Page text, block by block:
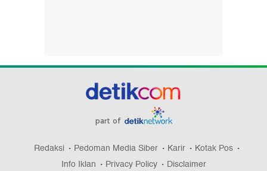
part of
Redaksi Pedoman Media Siber Karir
Kotak Pos
Info Iklan
Privacy Policy Disclaimer